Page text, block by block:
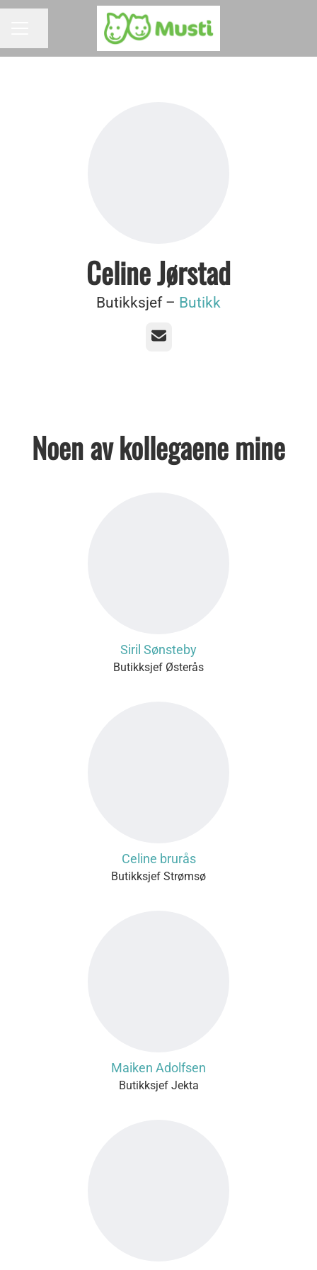
Celine Jørstad
Butikksjef – Butikk
E-post
Noen av kollegaene mine
Siril Sønsteby
Butikksjef Østerås
Celine brurås
Butikksjef Strømsø
Maiken Adolfsen
Butikksjef Jekta